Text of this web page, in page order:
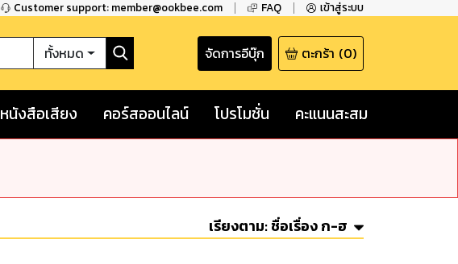
Customer support: member@ookbee.com FAQ เข้าสู่ระบบ
ทั้งหมด จัดการอีบุ๊ก ตะกร้า (0)
หนังสือเสียง คอร์สออนไลน์ โปรโมชั่น คะแนนสะสม
เรียงตาม:ชื่อเรื่อง ก-ฮ